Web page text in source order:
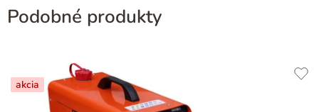
Podobné produkty
akcia